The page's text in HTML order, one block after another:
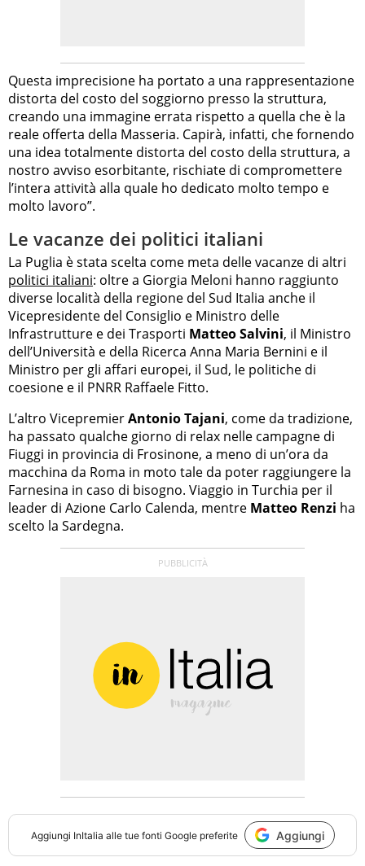
Questa imprecisione ha portato a una rappresentazione
distorta del costo del soggiorno presso la struttura,
creando una immagine errata rispetto a quella che è la
reale offerta della Masseria. Capirà, infatti, che fornendo
una idea totalmente distorta del costo della struttura, a
nostro avviso esorbitante, rischiate di compromettere
l’intera attività alla quale ho dedicato molto tempo e
molto lavoro”.
Le vacanze dei politici italiani
La Puglia è stata scelta come meta delle vacanze di altri
politici italiani: oltre a Giorgia Meloni hanno raggiunto
diverse località della regione del Sud Italia anche il
Vicepresidente del Consiglio e Ministro delle
Infrastrutture e dei Trasporti Matteo Salvini, il Ministro
dell’Università e della Ricerca Anna Maria Bernini e il
Ministro per gli affari europei, il Sud, le politiche di
coesione e il PNRR Raffaele Fitto.
L’altro VicepremierAntonio Tajani, come da tradizione,
ha passato qualche giorno di relax nelle campagne di
Fiuggi in provincia di Frosinone, a meno di un’ora da
macchina da Roma in moto tale da poter raggiungere la
Farnesina in caso di bisogno. Viaggio in Turchia per il
leader di Azione Carlo Calenda, mentre Matteo Renzi ha
scelto la Sardegna.
Aggiungi InItalia alle tue fonti Google preferite Aggiungi